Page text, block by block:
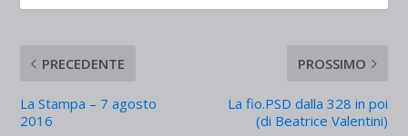
PRECEDENTE
La Stampa – 7 agosto
2016
PROSSIMO
La fio.PSD dalla 328 in poi
(di Beatrice Valentini)